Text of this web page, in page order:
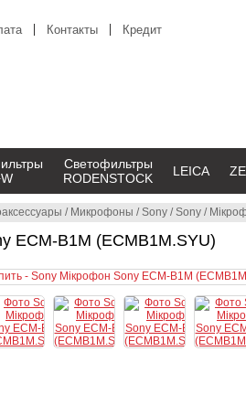
/ Микрофоны /Sony /Sony /
ECM-B1M (ECMB1M.SYU)
Контакты Кредит
Светофильтры
RODENSTOCK
LEICA